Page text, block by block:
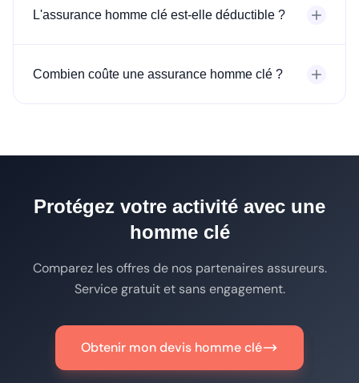
L'assurance homme clé est-elle déductible ?
Combien coûte une assurance homme clé ?
Protégez votre activité avec une
homme clé
Comparez les offres de nos partenaires assureurs.
Service gratuit et sans engagement.
Obtenir mon devis homme clé